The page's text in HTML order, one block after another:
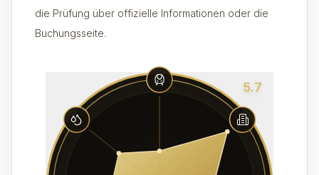
die Prüfung über offizielle Informationen oder die
Buchungsseite.
5.7